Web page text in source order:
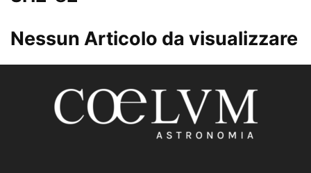
Nessun Articolo da visualizzare